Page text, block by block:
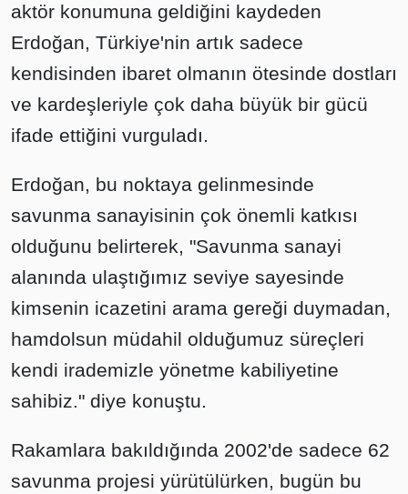
aktör konumuna geldiğini kaydeden
Erdoğan, Türkiye'nin artık sadece
kendisinden ibaret olmanın ötesinde dostları
ve kardeşleriyle çok daha büyük bir gücü
ifade ettiğini vurguladı.
Erdoğan, bu noktaya gelinmesinde
savunma sanayisinin çok önemli katkısı
olduğunu belirterek, "Savunma sanayi
alanında ulaştığımız seviye sayesinde
kimsenin icazetini arama gereği duymadan,
hamdolsun müdahil olduğumuz süreçleri
kendi irademizle yönetme kabiliyetine
sahibiz." diye konuştu.
Rakamlara bakıldığında 2002'de sadece 62
savunma projesi yürütülürken, bugün bu